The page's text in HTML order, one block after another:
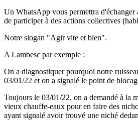
Un WhatsApp vous permettra d'échanger
de participer à des actions collectives
Notre slogan "Agir vite et bien".
A Lambesc par exemple :
On a diagnostiquer pourquoi notre
03/01/22 et on a signalé le point de
Toujours le 03/01/22, on a demandé à la
vieux chauffe-eaux pour en faire des
ayant signalé avoir trouvé une niché